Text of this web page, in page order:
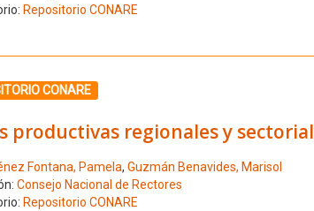
Repositorio CONARE
el número de resultado 5
CONARE
productivas regionales y
Fontana, Pamela, Guzmán Benavides, Marisol
Consejo Nacional de Rectores
Repositorio CONARE